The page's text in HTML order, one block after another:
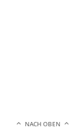
NACH OBEN